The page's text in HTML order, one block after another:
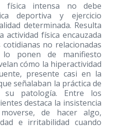
física intensa no debe
deportiva y ejercicio
determinada. Resulta
actividad física encauzada
no relacionadas
ponen de manifiesto
cómo la hiperactividad
presente casi en la
señalaban la práctica de
patología. Entre los
destaca la insistencia
de hacer algo,
e irritabilidad cuando